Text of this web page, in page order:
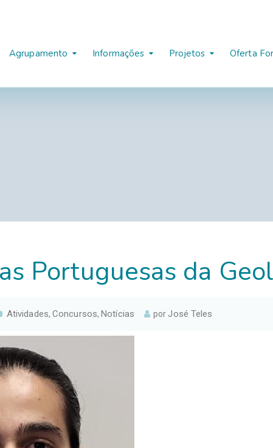
Agrupamento Informações Projetos Oferta
Portuguesas da
Atividades,Concursos, Notícias porJosé Teles